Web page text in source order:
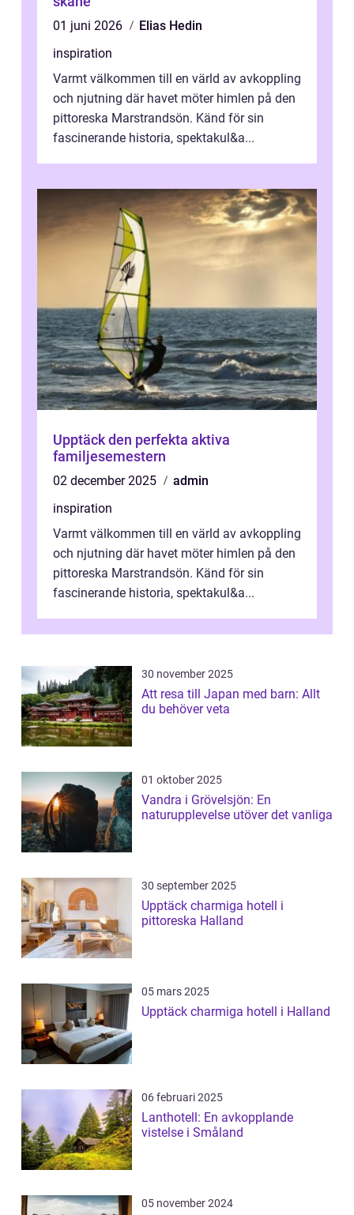
01 juni 2026
Elias Hedin
inspiration
Varmt välkommen till en värld av avkoppling
och njutning där havet möter himlen på den
pittoreska Marstrandsön. Känd för sin
fascinerande historia, spektakul&a...
Upptäck den perfekta aktiva
familjesemestern
02 december 2025
admin
inspiration
Varmt välkommen till en värld av avkoppling
och njutning där havet möter himlen på den
pittoreska Marstrandsön. Känd för sin
fascinerande historia, spektakul&a...
30 november 2025
Att resa till Japan med barn: Allt
du behöver veta
01 oktober 2025
Vandra i Grövelsjön: En
naturupplevelse utöver det vanliga
30 september 2025
Upptäck charmiga hotell i
pittoreska Halland
05 mars 2025
Upptäck charmiga hotell i Halland
06 februari 2025
Lanthotell: En avkopplande
vistelse i Småland
05 november 2024